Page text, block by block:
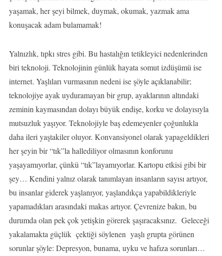
yaşamak, her şeyi bilmek, duymak, okumak, yazmak ama
konuşacak adam bulamamak!
Yalnızlık, tıpkı stres gibi. Bu hastalığın tetikleyici nedenlerinden
biri teknoloji. Teknolojinin günlük hayata somut izdüşümü ise
internet. Yaşlıları vurmasının nedeni ise şöyle açıklanabilir;
teknolojiye ayak uyduramayan bir grup, ayaklarının altındaki
zeminin kaymasından dolayı büyük endişe, korku ve dolayısıyla
mutsuzluk yaşıyor. Teknolojiyle baş edemeyenler çoğunlukla
daha ileri yaştakiler oluyor. Konvansiyonel olarak yapageldikleri
her şeyin bir “tık”la hallediliyor olmasının konforunu
yaşayamıyorlar, çünkü “tık”layamıyorlar. Kartopu etkisi gibi bir
şey… Kendini yalnız olarak tanımlayan insanların sayısı artıyor,
bu insanlar giderek yaşlanıyor, yaşlandıkça yapabildikleriyle
yapamadıkları arasındaki makas artıyor. Çevrenize bakın, bu
durumda olan pek çok yetişkin görerek şaşıracaksınız. Geleceği
yakalamakta güçlük çektiği söylenen yaşlı grupta görünen
sorunlar şöyle: Depresyon, bunama, uyku ve hafıza sorunları…